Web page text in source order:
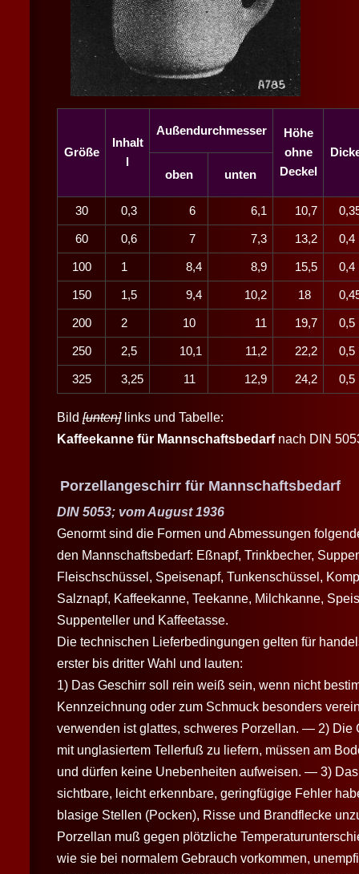
Größe
Inhalt
Außendurchmesser
Höhe
ohne
Deckel
oben
unten
30 0,3 6 6,1 10,7
60 0,6 7 7,3 13,2
100 1 8,4 8,9 15,5
150 1,5 9,4 10,2 18
200 2 10 11 19,7
250 2,5 10,1 11,2 22,2
325 3,25 11 12,9 24,2
Bild[unten]links und Tabelle:
Kaffeekanne für Mannschaftsbedarfnach DIN
Porzellangeschirr für Mannschaftsbedarf
DIN 5053; vom August 1936
Genormt sind die Formen und Abmessungen
den Mannschaftsbedarf: Eßnapf, Trinkbecher,
Fleischschüssel, Speisenapf, Tunkenschüssel,
Salznapf, Kaffeekanne, Teekanne, Milchkanne,
Suppenteller und Kaffeetasse.
Die technischen Lieferbedingungen gelten für
erster bis dritter Wahl und lauten:
1) Das Geschirr soll rein weiß sein, wenn nicht
Kennzeichnung oder zum Schmuck besonders
verwenden ist glattes, schweres Porzellan. — 2) Die
mit unglasiertem Tellerfuß zu liefern, müssen am
und dürfen keine Unebenheiten aufweisen. — 3)
sichtbare, leicht erkennbare, geringfügige Fehler
blasige Stellen (Pocken), Risse und Brandflecke
Porzellan muß gegen plötzliche
wie sie bei normalem Gebrauch vorkommen,